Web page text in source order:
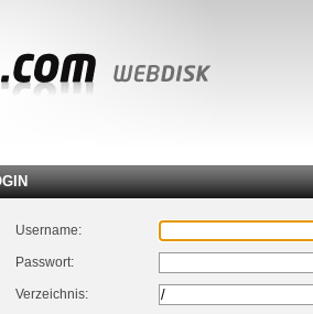
Username:
Passwort:
Verzeichnis: